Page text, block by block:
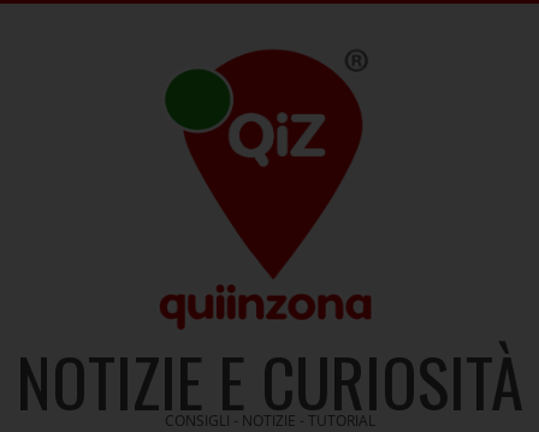
NOTIZIE E CURIOSITÀ
CONSIGLI - NOTIZIE - TUTORIAL